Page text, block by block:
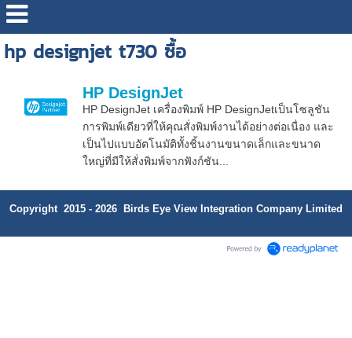
hp designjet t730 ซื้อ
HP DesignJet
HP DesignJet เครื่องพิมพ์ HP DesignJetเป็นโซลูชัน
การพิมพ์เดียวที่ให้คุณสั่งพิมพ์งานได้อย่างต่อเนื่อง และ
เป็นไปแบบอัตโนมัติทั้งชิ้นงานขนาดเล็กและขนาด
ใหญ่ที่มีให้สั่งพิมพ์จากฟังก์ชัน...
Copyright 2015 - 2026 Birds Eye View Integration Company Limited